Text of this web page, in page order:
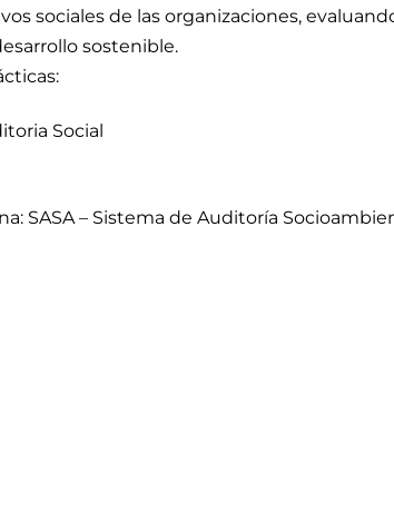
sociales de las organizaciones,
sostenible.
Social
SASA – Sistema de Auditoría